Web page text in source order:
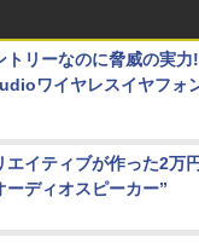
トリーなのに脅威の実
ワイヤレスイヤフォ
エイティブが作った2万
ーディオスピーカー”